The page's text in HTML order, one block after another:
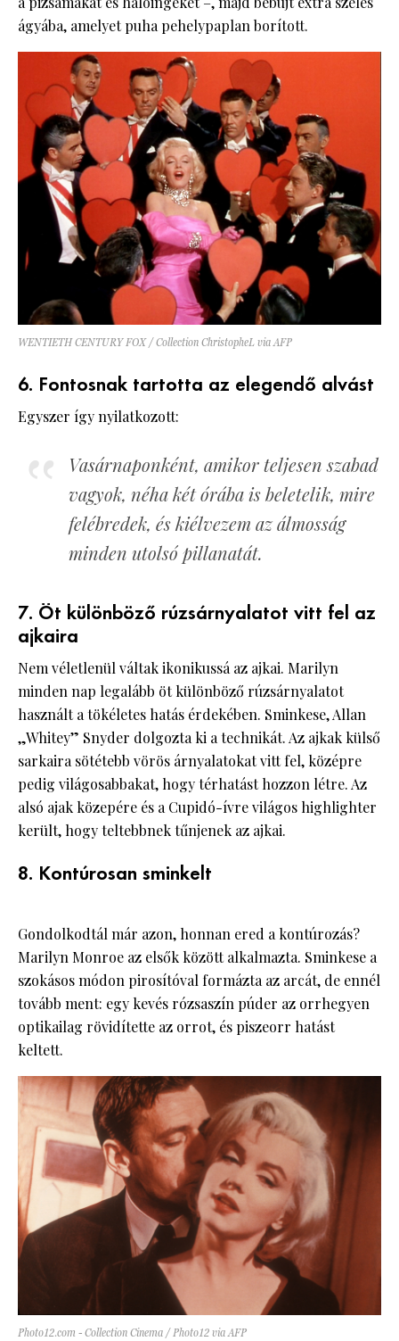
ágyába, amelyet puha pehelypaplan borított.
WENTIETH CENTURY FOX / Collection ChristopheL via AFP
6. Fontosnak tartotta az elegendő alvást
Egyszer így nyilatkozott:
Vasárnaponként, amikor teljesen szabad
vagyok, néha két órába is beletelik, mire
felébredek, és kiélvezem az álmosság
minden utolsó pillanatát.
7. Öt különböző rúzsárnyalatot vitt fel az
ajkaira
Nem véletlenül váltak ikonikussá az ajkai. Marilyn
minden nap legalább öt különböző rúzsárnyalatot
használt a tökéletes hatás érdekében. Sminkese, Allan
„Whitey” Snyder dolgozta ki a technikát. Az ajkak külső
sarkaira sötétebb vörös árnyalatokat vitt fel, középre
pedig világosabbakat, hogy térhatást hozzon létre. Az
alsó ajak közepére és a Cupidó-ívre világos highlighter
került, hogy teltebbnek tűnjenek az ajkai.
8. Kontúrosan sminkelt
Gondolkodtál már azon, honnan ered a kontúrozás?
Marilyn Monroe az elsők között alkalmazta. Sminkese a
szokásos módon pirosítóval formázta az arcát, de ennél
tovább ment: egy kevés rózsaszín púder az orrhegyen
optikailag rövidítette az orrot, és piszeorr hatást
keltett.
Photo12.com - Collection Cinema / Photo12 via AFP